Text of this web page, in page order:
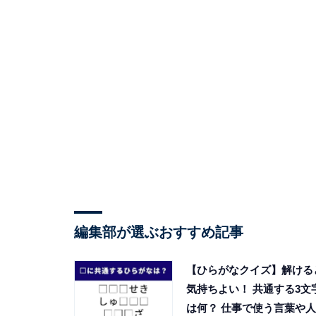
編集部が選ぶおすすめ記事
【ひらがなクイズ】解ける
気持ちよい！ 共通する3文
は何？ 仕事で使う言葉や人